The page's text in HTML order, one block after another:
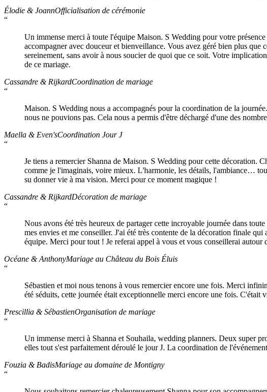
Élodie & JoannOfficialisation de cérémonie
“
Un immense merci à toute l'équipe Maison. S Wedding pour votre
accompagner avec douceur et bienveillance. Vous avez géré bien plus
sereinement, sans avoir à nous soucier de quoi que ce soit. Votre
de ce mariage.
Cassandre & RijkardCoordination de mariage
“
Maison. S Wedding nous a accompagnés pour la coordination de la
nous ne pouvions pas. Cela nous a permis d'être déchargé d'une des
Maella & Even'sCoordination Jour J
“
Je tiens a remercier Shanna de Maison. S Wedding pour cette décoration.
comme je l'imaginais, voire mieux. L'harmonie, les détails, l'ambiance…
su donner vie à ma vision. Merci pour ce moment magique !
Cassandre & RijkardDécoration de mariage
“
Nous avons été très heureux de partager cette incroyable journée dans
mes envies et me conseiller. J'ai été très contente de la décoration finale
équipe. Merci pour tout ! Je referai appel à vous et vous conseillerai autour
Océane & AnthonyMariage au Château du Bois Éluis
“
Sébastien et moi nous tenons à vous remercier encore une fois. Merci
été séduits, cette journée était exceptionnelle merci encore une fois.
Prescillia & SébastienOrganisation de mariage
“
Un immense merci à Shanna et Souhaila, wedding planners. Deux super
elles tout s'est parfaitement déroulé le jour J. La coordination de
Fouzia & BadisMariage au domaine de Montigny
“